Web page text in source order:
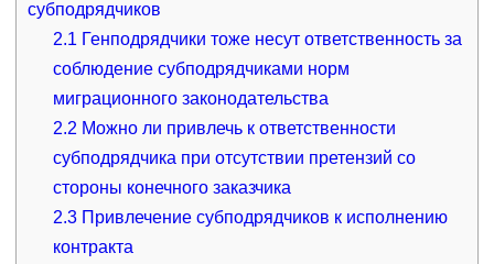
субподрядчиков
2.1 Генподрядчики тоже несут ответственность за
соблюдение субподрядчиками норм
миграционного законодательства
2.2 Можно ли привлечь к ответственности
субподрядчика при отсутствии претензий со
стороны конечного заказчика
2.3 Привлечение субподрядчиков к исполнению
контракта